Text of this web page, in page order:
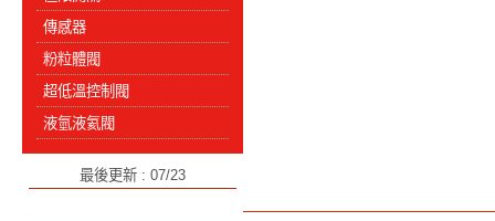
傳感器
粉粒體閥
超低溫控制閥
液氫液氦閥
最後更新 : 07/23